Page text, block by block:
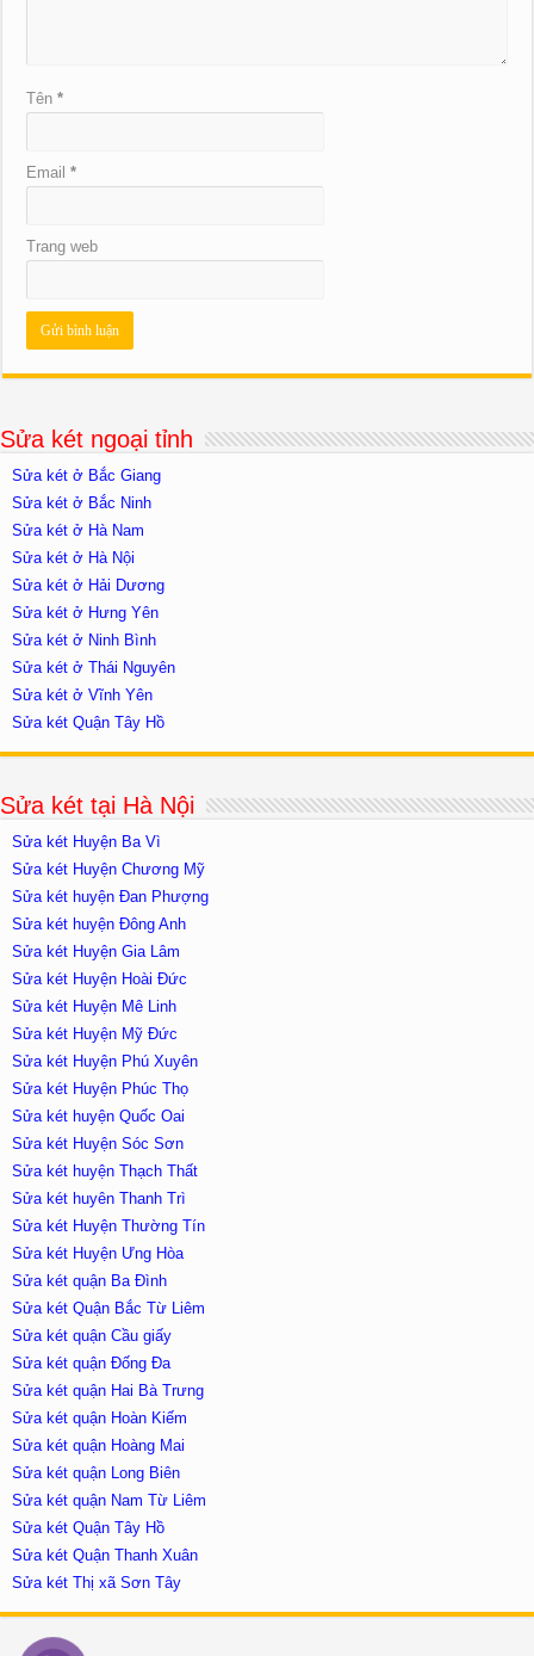
Tên*
Email*
Trang web
Sửa két ngoại tỉnh
Sửa két ở Bắc Giang
Sửa két ở Bắc Ninh
Sửa két ở Hà Nam
Sửa két ở Hà Nội
Sửa két ở Hải Dương
Sửa két ở Hưng Yên
Sửa két ở Ninh Bình
Sửa két ở Thái Nguyên
Sửa két ở Vĩnh Yên
Sửa két Quận Tây Hồ
Sửa két tại Hà Nội
Sửa két Huyện Ba Vì
Sửa két Huyện Chương Mỹ
Sửa két huyện Đan Phượng
Sửa két huyện Đông Anh
Sửa két Huyện Gia Lâm
Sửa két Huyện Hoài Đức
Sửa két Huyện Mê Linh
Sửa két Huyện Mỹ Đức
Sửa két Huyện Phú Xuyên
Sửa két Huyện Phúc Thọ
Sửa két huyện Quốc Oai
Sửa két Huyện Sóc Sơn
Sửa két huyện Thạch Thất
Sửa két huyên Thanh Trì
Sửa két Huyện Thường Tín
Sửa két Huyện Ưng Hòa
Sửa két quận Ba Đình
Sửa két Quận Bắc Từ Liêm
Sửa két quận Cầu giấy
Sửa két quận Đống Đa
Sửa két quận Hai Bà Trưng
Sửa két quận Hoàn Kiếm
Sửa két quận Hoàng Mai
Sửa két quận Long Biên
Sửa két quận Nam Từ Liêm
Sửa két Quận Tây Hồ
Sửa két Quận Thanh Xuân
Sửa két Thị xã Sơn Tây